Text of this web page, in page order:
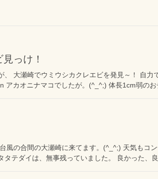
っけ！
、 大瀬崎でウミウシカクレエビを発見～！ 自力
アカオニナマコでしたが。(^_^;) 体長1cm弱の
風の合間の大瀬崎に来てます。(^_^;) 天気もコ
タテダイは、無事残っていました。 良かった、